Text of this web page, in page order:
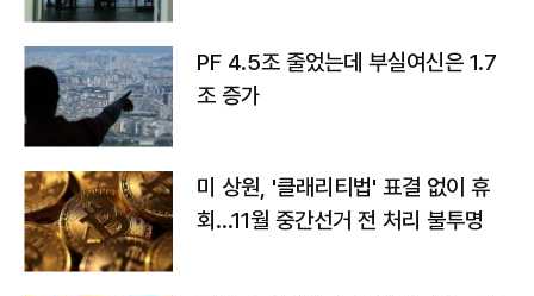
PF 4.5조 줄었는데 부실여신은 1.7
조 증가
미 상원, '클래리티법' 표결 없이 휴
회…11월 중간선거 전 처리 불투명